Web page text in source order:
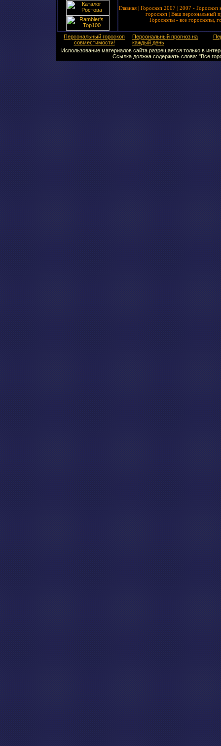
Главная | Гороскоп 2007 | 2007 - Гороскоп
гороскоп| Ваш персональный
Гороскопы - все гороскопы,
Персональный гороскоп
совместимости!
Персональный прогноз на
каждый день
Использование материалов сайта разрешается только в
Ссылка должна содержать слова: "Все